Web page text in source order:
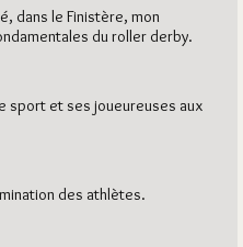
dans le Finistère, mon
du roller derby.
sport et ses joueureuses aux
des athlètes.